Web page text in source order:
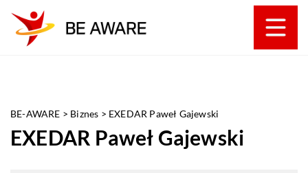
BE-AWARE > Biznes > EXEDAR Paweł Gajewski
EXEDAR Paweł Gajewski